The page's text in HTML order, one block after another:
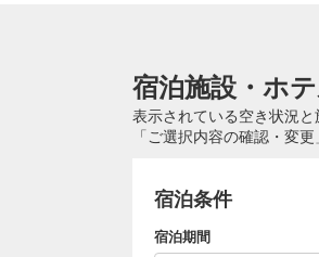
宿泊施設・ホ
表示されている空き状況
「ご選択内容の確認・変
宿泊条件
宿泊期間